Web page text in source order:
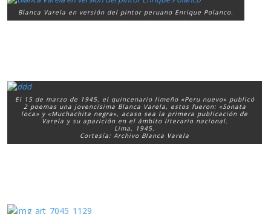
Blanca Varela en versión del pintor peruano Enrique Polanco.
El 15 de marzo de 1945, el quincenario limeño «Peru nuevo» publicó
2 poemas una jovencísima Blanca Varela, estos fueron: «Sonata
loca» y «Muchachita negra», acaso sea la primera publicación de
Varela y su aparición en el ámbito literario nacional.
Lima, 1945.
Cortesía: Archivo Blanca Varela